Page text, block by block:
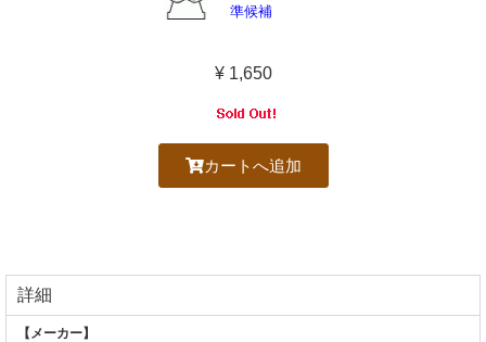
準候補
¥ 1,650
カートへ追加
詳細
【メーカー】